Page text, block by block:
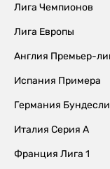
Лига Чемпионов
Лига Европы
Англия Премьер-
Испания Примера
Германия
Италия Серия А
Франция Лига 1